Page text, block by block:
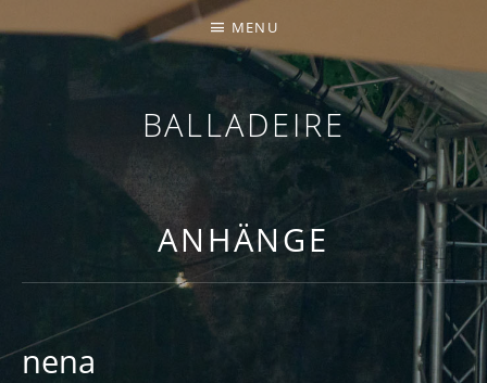
BALLADEIRE
MENU
ANHÄNGE
nena